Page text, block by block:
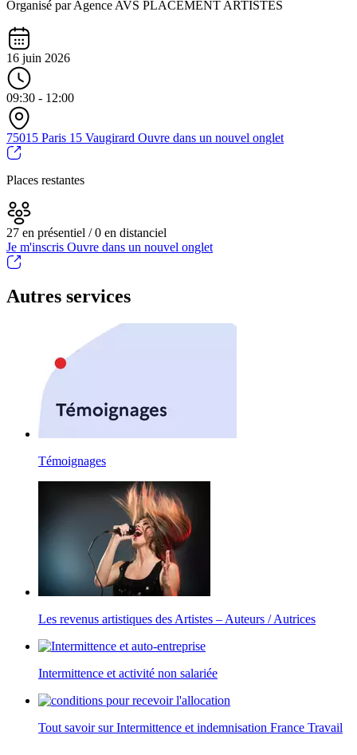
Organisé par Agence AVS PLACEMENT ARTISTES
16 juin 2026
09:30 - 12:00
75015 Paris 15 Vaugirard Ouvre dans un nouvel onglet
Places restantes
27 en présentiel / 0 en distanciel
Je m'inscris Ouvre dans un nouvel onglet
Autres services
Témoignages
Les revenus artistiques des Artistes – Auteurs / Autrices
Intermittence et activité non salariée
Tout savoir sur Intermittence et indemnisation France Travail